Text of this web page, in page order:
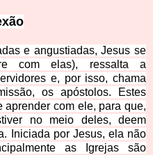
e angustiadas, Jesus se
com elas), ressalta a
e, por isso, chama
os apóstolos. Estes
aprender com ele, para que,
no meio deles, deem
Iniciada por Jesus, ela não
as Igrejas são